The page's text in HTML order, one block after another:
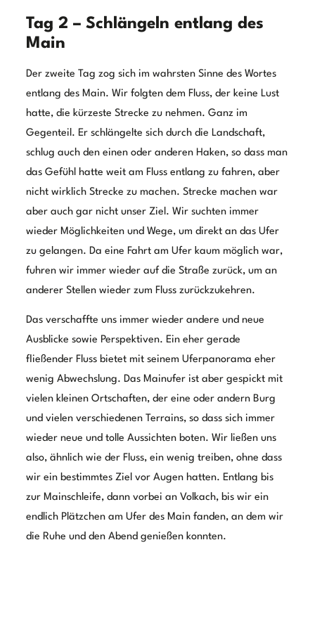
anderer Stellen wieder zum Fluss zurückzukehren.
Das verschaffte uns immer wieder andere und neue
fließender Fluss bietet mit seinem Uferpanorama eher
wenig Abwechslung. Das Mainufer ist aber gespickt mit
und vielen verschiedenen Terrains, so dass sich immer
wieder neue und tolle Aussichten boten. Wir ließen uns
also, ähnlich wie der Fluss, ein wenig treiben, ohne dass
zur Mainschleife, dann vorbei an Volkach, bis wir ein
endlich Plätzchen am Ufer des Main fanden, an dem wir
die Ruhe und den Abend genießen konnten.